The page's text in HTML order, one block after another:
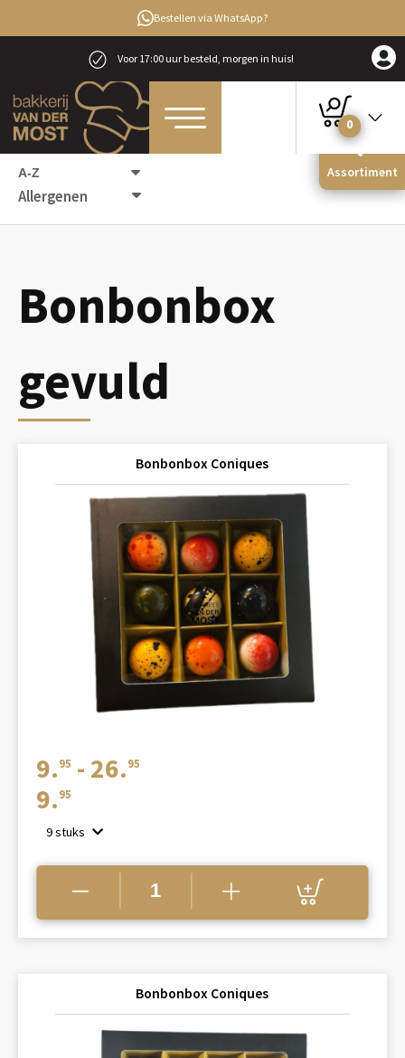
Bestellen via WhatsApp?
Voor 17:00 uur besteld, morgen in huis!
0
Assortiment
Home Producten Chocolaterie
Allergenen
Bonbonbox
gevuld
Bonbonbox Coniques
9. 95 - 26. 95
9. 95
9 stuks
Bonbonbox Coniques